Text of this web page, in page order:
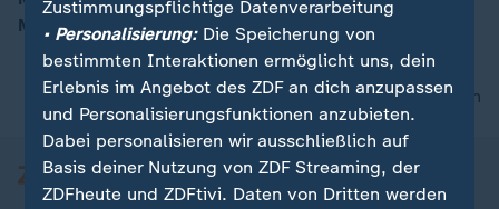
Männerdomäne vor.
nach oben
Zustimmungspflichtige Datenverarbeitung
• Personalisierung:Die Speicherung von
bestimmten Interaktionen ermöglicht uns, dein
Erlebnis im Angebot des ZDF an dich anzupassen
und Personalisierungsfunktionen anzubieten.
Dabei personalisieren wir ausschließlich auf
Basis deiner Nutzung von ZDF Streaming, der
ZDFheute und ZDFtivi. Daten von Dritten werden